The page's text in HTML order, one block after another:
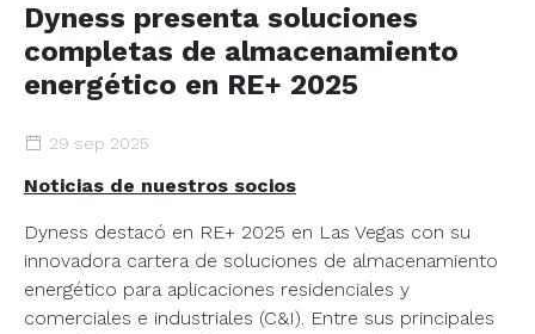
Dyness presenta soluciones
completas de almacenamiento
energético en RE+ 2025
29 sep 2025
Noticias de nuestros socios
Dyness destacó en RE+ 2025 en Las Vegas con su
innovadora cartera de soluciones de almacenamiento
energético para aplicaciones residenciales y
comerciales e industriales (C&I). Entre sus principales